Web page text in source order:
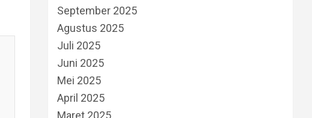
September 2025
Agustus 2025
Juli 2025
Juni 2025
Mei 2025
April 2025
Maret 2025